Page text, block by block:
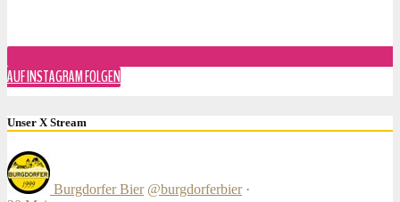
AUF INSTAGRAM FOLGEN
Unser X Stream
Burgdorfer Bier @burgdorferbier ·